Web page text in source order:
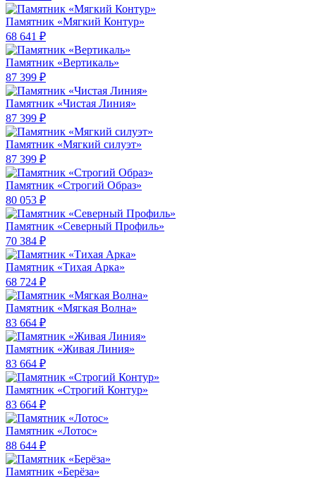
Памятник «Мягкий Контур»
68 641 ₽
Памятник «Вертикаль»
87 399 ₽
Памятник «Чистая Линия»
87 399 ₽
Памятник «Мягкий силуэт»
87 399 ₽
Памятник «Строгий Образ»
80 053 ₽
Памятник «Северный Профиль»
70 384 ₽
Памятник «Тихая Арка»
68 724 ₽
Памятник «Мягкая Волна»
83 664 ₽
Памятник «Живая Линия»
83 664 ₽
Памятник «Строгий Контур»
83 664 ₽
Памятник «Лотос»
88 644 ₽
Памятник «Берёза»